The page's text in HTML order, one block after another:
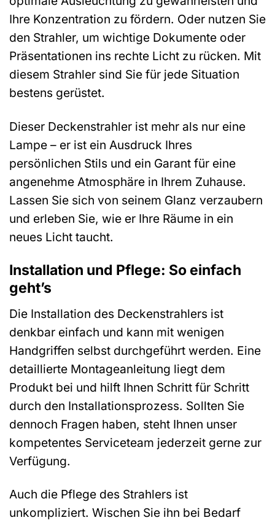
Ihre Konzentration zu fördern. Oder nutzen Sie
den Strahler, um wichtige Dokumente oder
Präsentationen ins rechte Licht zu rücken. Mit
diesem Strahler sind Sie für jede Situation
bestens gerüstet.
Dieser Deckenstrahler ist mehr als nur eine
Lampe – er ist ein Ausdruck Ihres
persönlichen Stils und ein Garant für eine
angenehme Atmosphäre in Ihrem Zuhause.
Lassen Sie sich von seinem Glanz verzaubern
und erleben Sie, wie er Ihre Räume in ein
neues Licht taucht.
Installation und Pflege: So einfach
geht’s
Die Installation des Deckenstrahlers ist
denkbar einfach und kann mit wenigen
Handgriffen selbst durchgeführt werden. Eine
detaillierte Montageanleitung liegt dem
Produkt bei und hilft Ihnen Schritt für Schritt
durch den Installationsprozess. Sollten Sie
dennoch Fragen haben, steht Ihnen unser
kompetentes Serviceteam jederzeit gerne zur
Verfügung.
Auch die Pflege des Strahlers ist
unkompliziert. Wischen Sie ihn bei Bedarf